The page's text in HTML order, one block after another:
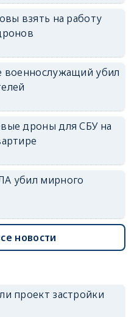
erid: 2SDnjdvhGXG
взять на работу
военнослужащий убил
дроны для СБУ на
убил мирного
новости
проект застройки